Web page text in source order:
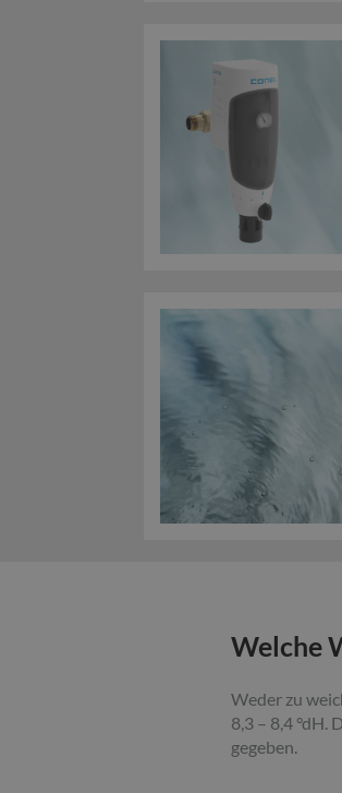
Welche
Weder zu
8,3 – 8,4 °dH.
gegeben.